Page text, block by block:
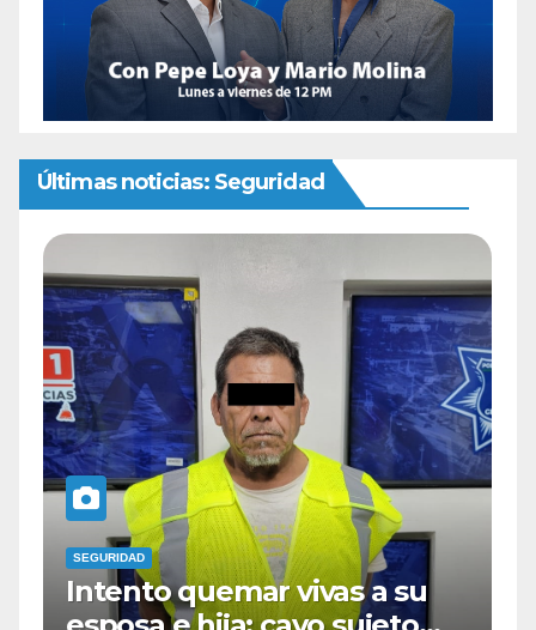
Últimas noticias: Seguridad
a su
SEGURIDAD
Cae sujeto en la colonia